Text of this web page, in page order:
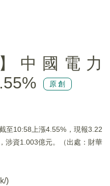
中國電力
原創
至10:58上漲4.55%，現報3.22
涉資1.003億元。（出處：財華
)